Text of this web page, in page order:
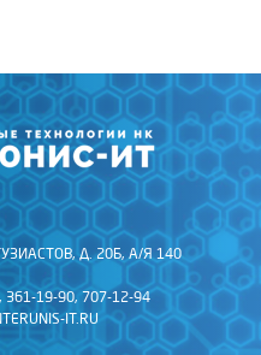
Д. 20Б, А/Я 140
361-19-90, 707-12-94
IT.RU